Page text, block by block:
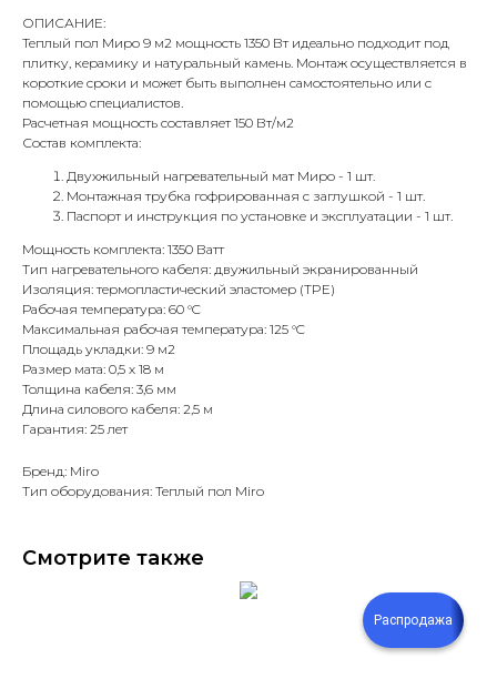
ОПИСАНИЕ:
Теплый пол Миро 9 м2 мощность 1350 Вт идеально подходит под
плитку, керамику и натуральный камень. Монтаж осуществляется в
короткие сроки и может быть выполнен самостоятельно или с
помощью специалистов.
Расчетная мощность составляет 150 Вт/м2
Состав комплекта:
Двухжильный нагревательный мат Миро - 1 шт.
Монтажная трубка гофрированная с заглушкой - 1 шт.
Паспорт и инструкция по установке и эксплуатации - 1 шт.
Мощность комплекта: 1350 Ватт
Тип нагревательного кабеля: двужильный экранированный
Изоляция: термопластический эластомер (TPE)
Рабочая температура: 60 °C
Максимальная рабочая температура: 125 °C
Площадь укладки: 9 м2
Размер мата: 0,5 х 18 м
Толщина кабеля: 3,6 мм
Длина силового кабеля: 2,5 м
Гарантия: 25 лет
Бренд: Miro
Тип оборудования: Теплый пол Miro
Смотрите также
Распродажа